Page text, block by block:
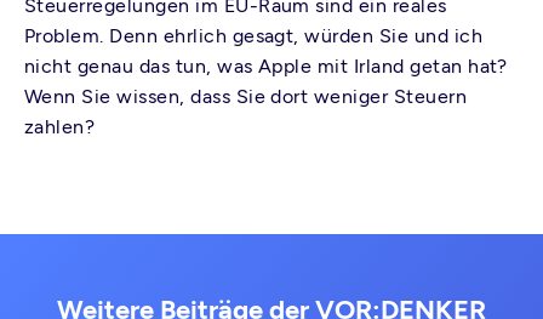
Steuerregelungen im EU-Raum sind ein reales
Problem. Denn ehrlich gesagt, würden Sie und ich
nicht genau das tun, was Apple mit Irland getan hat?
Wenn Sie wissen, dass Sie dort weniger Steuern
zahlen?
Weitere Beiträge der VOR:DENKER